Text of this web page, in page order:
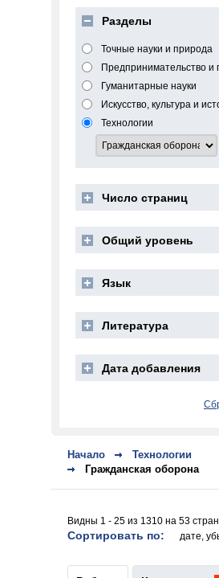
Начало
Технологии
Гражданская оборона
Видны 1 - 25 из 1310 на 53
Сортировать по: дате,
Разделы
Точные науки и природа
Предпринимательство и
Гуманитарные науки
Искусство, культура и
Технологии
Число страниц
Общий уровень
Язык
Литература
Дата добавления